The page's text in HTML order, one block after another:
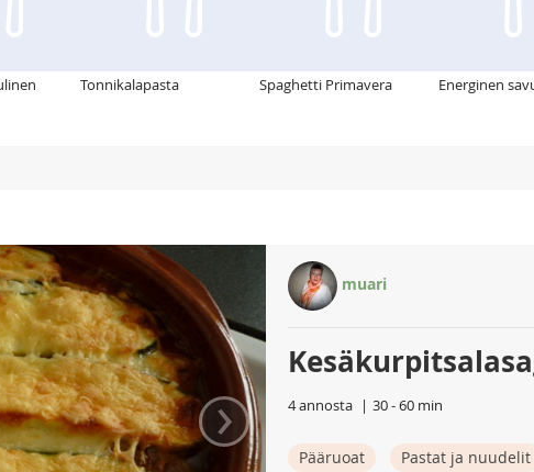
Tonnikalapasta Spaghetti Primavera Energinen
›
muari
4 annosta 30 - 60 min
Pääruoat Pastat ja nuudelit